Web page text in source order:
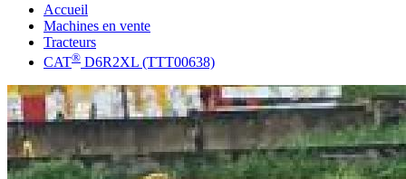
Accueil
Machines en vente
Tracteurs
CAT® D6R2XL (TTT00638)